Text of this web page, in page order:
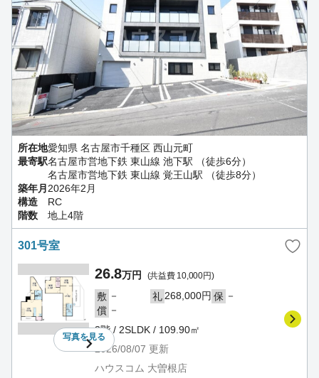
所在地愛知県 名古屋市千種区 西山元町
最寄駅名古屋市営地下鉄 東山線 池下駅 （徒歩6分）
名古屋市営地下鉄 東山線 覚王山駅 （徒歩8分）
築年月2026年2月
構造
RC
階数
地上4階
301号室
写真を見る
26.8万円 (共益費 10,000円)
敷 － 礼 268,000円 保 －
償 －
3階 / 2SLDK / 109.90㎡
2026/08/07 更新
ハウスコム 大曽根店